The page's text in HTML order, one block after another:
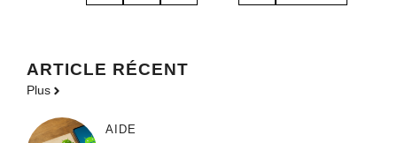
ARTICLE RÉCENT
Plus
AIDE